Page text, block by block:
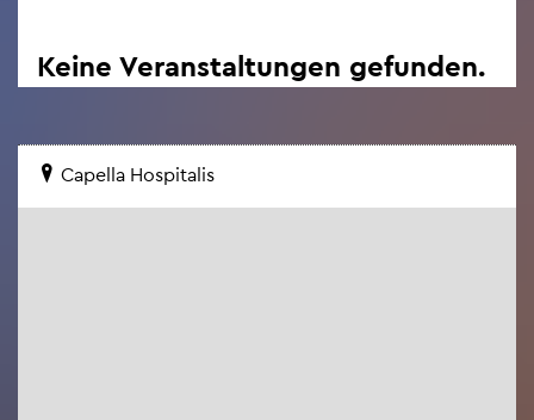
Keine Ver­an­stal­tun­gen ge­fun­den.
Ca­pel­la Hos­pi­ta­lis